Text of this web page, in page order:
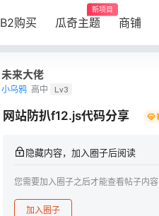
B2购买 瓜奇主题
新项目
商铺
未来大佬
小乌鸦 高中 Lv3
网站防扒f12.js代码分享
隐藏内容，加入圈子后阅读
您需要加入圈子之后才能查看帖子内容
加入圈子